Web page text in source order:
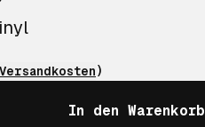
Versandkosten)
In den Warenkorb